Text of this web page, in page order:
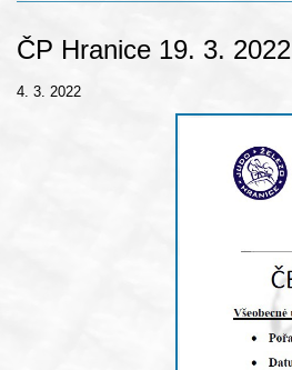
ČP Hranice 19. 3. 2022
4. 3. 2022